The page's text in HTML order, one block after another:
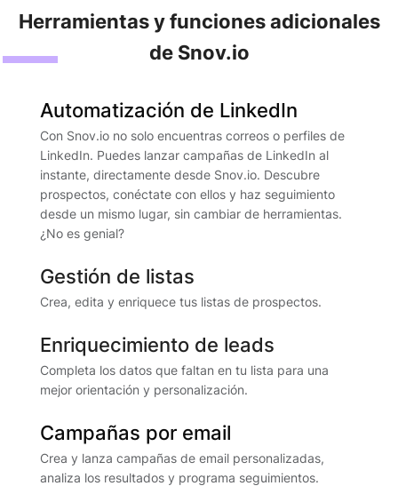
Herramientas y funciones adicionales
de Snov.io
Automatización de LinkedIn
Con Snov.io no solo encuentras correos o perfiles de
LinkedIn. Puedes lanzar campañas de LinkedIn al
instante, directamente desde Snov.io. Descubre
prospectos, conéctate con ellos y haz seguimiento
desde un mismo lugar, sin cambiar de herramientas.
¿No es genial?
Gestión de listas
Crea, edita y enriquece tus listas de prospectos.
Enriquecimiento de leads
Completa los datos que faltan en tu lista para una
mejor orientación y personalización.
Campañas por email
Crea y lanza campañas de email personalizadas,
analiza los resultados y programa seguimientos.